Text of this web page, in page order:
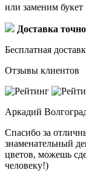
или заменим букет
Доставка
Бесплатная
Отзывы клиентов
Аркадий
Спасибо за
знаменательный
цветов, можешь
человеку!)